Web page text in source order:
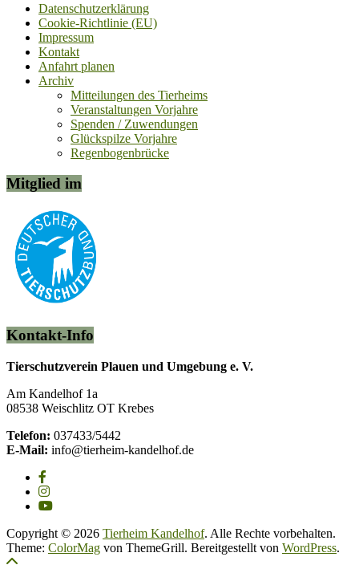
Datenschutzerklärung
Cookie-Richtlinie (EU)
Impressum
Kontakt
Anfahrt planen
Archiv
Mitteilungen des Tierheims
Veranstaltungen Vorjahre
Spenden / Zuwendungen
Glückspilze Vorjahre
Regenbogenbrücke
Mitglied im
Kontakt-Info
Tierschutzverein Plauen und Umgebung e. V.
Am Kandelhof 1a
08538 Weischlitz OT Krebes
Telefon: 037433/5442
E-Mail: info@tierheim-kandelhof.de
Copyright © 2026 Tierheim Kandelhof. Alle Rechte vorbehalten.
Theme: ColorMag von ThemeGrill. Bereitgestellt von WordPress.